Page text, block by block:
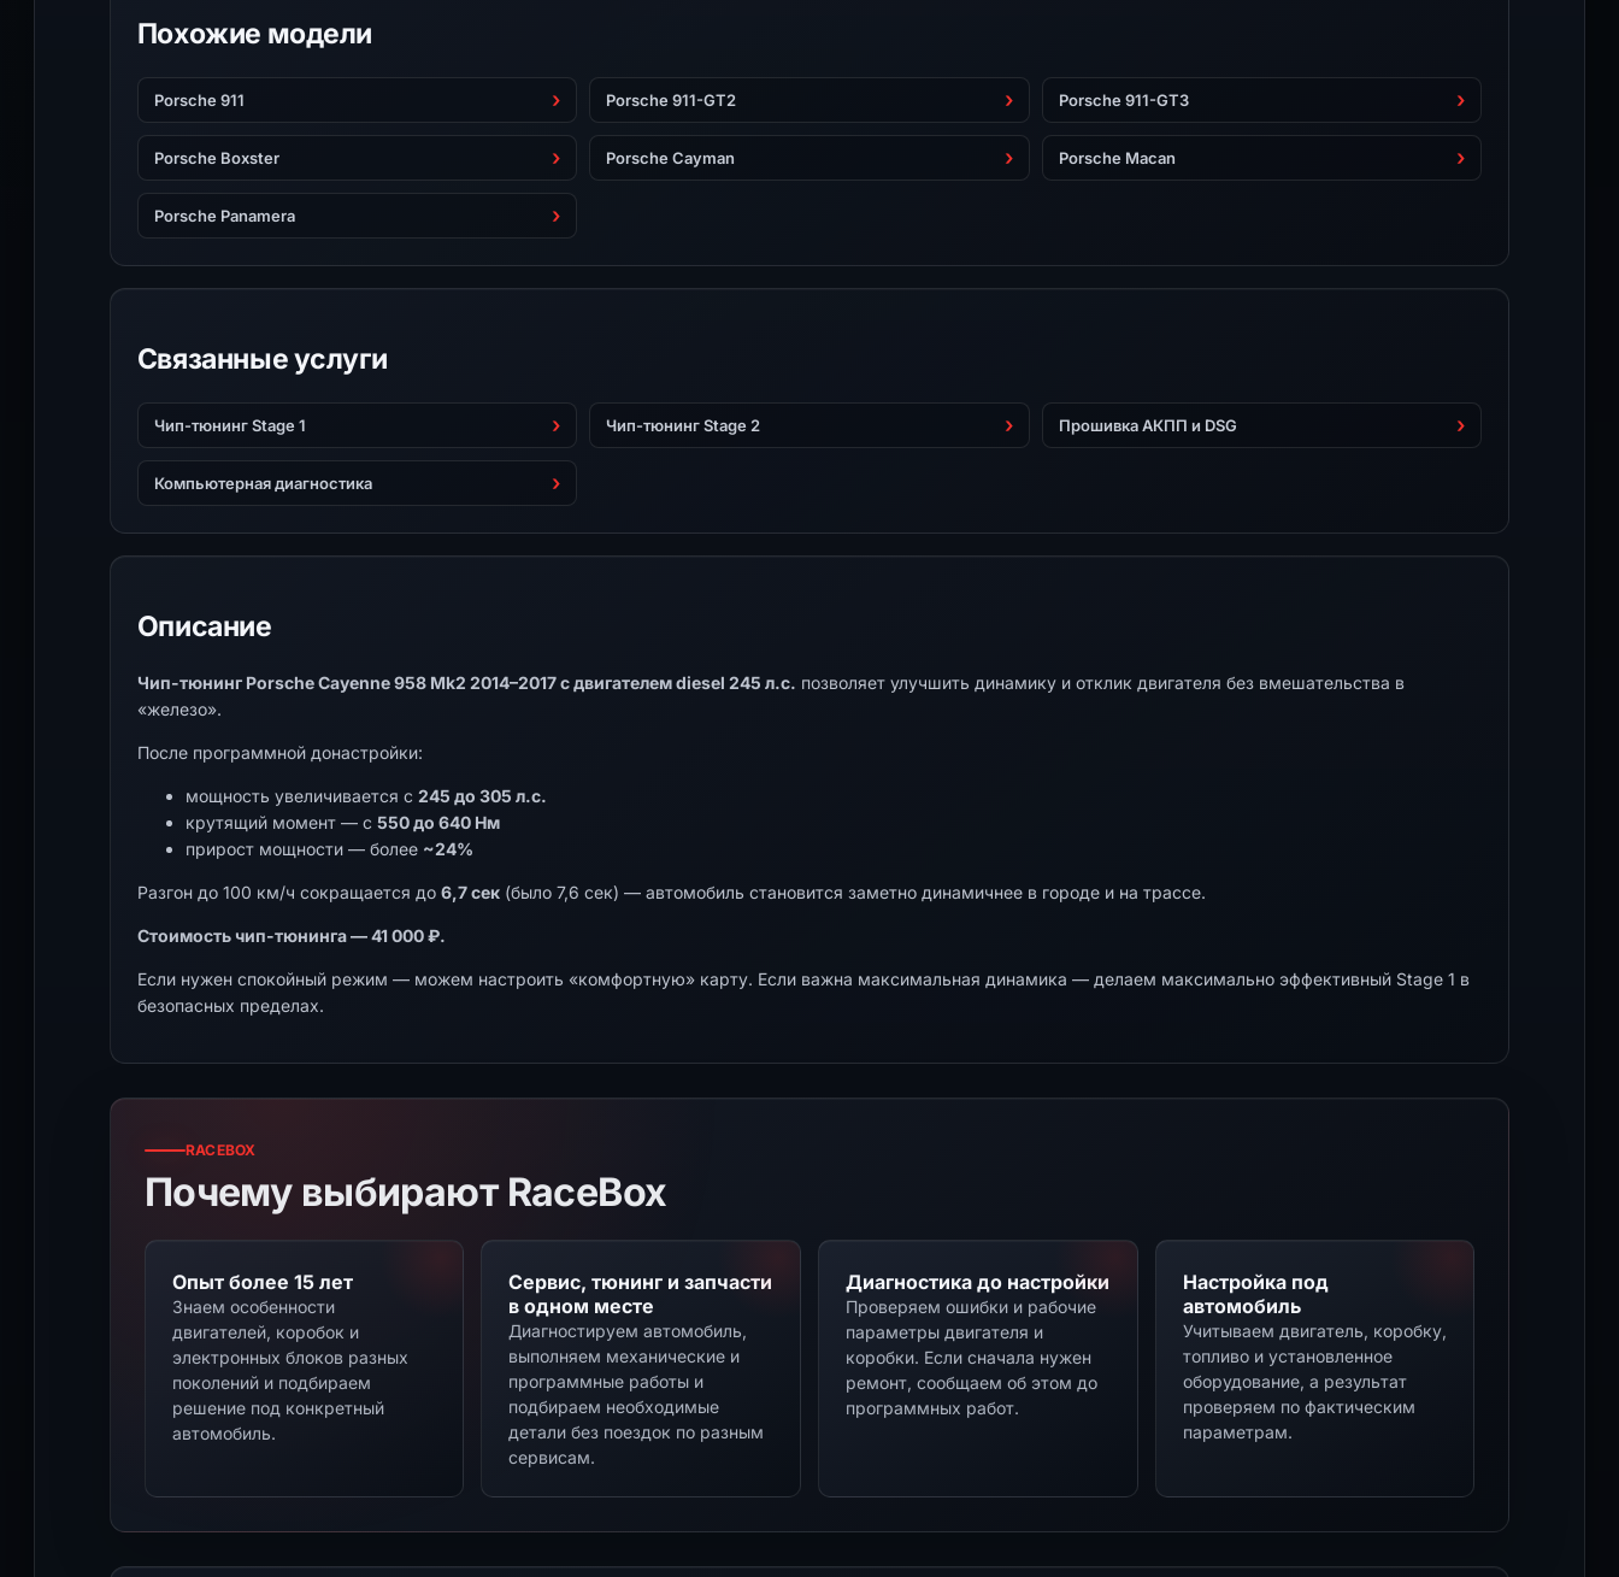
Похожие модели
Porsche 911 Porsche 911-GT2 Porsche 911-GT3
Porsche Boxster Porsche Cayman Porsche Macan
Porsche Panamera
Связанные услуги
Чип-тюнинг Stage 1 Чип-тюнинг Stage 2 Прошивка АКПП и DSG
Компьютерная диагностика
Описание
Чип-тюнинг Porsche Cayenne 958 Mk2 2014–2017 с двигателем diesel 245 л.с. позволяет улучшить динамику и отклик двигателя без вмешательства в
«железо».
После программной донастройки:
мощность увеличивается с 245 до 305 л.с.
крутящий момент — с 550 до 640 Нм
прирост мощности — более ~24%
Разгон до 100 км/ч сокращается до 6,7 сек(было 7,6 сек) — автомобиль становится заметно динамичнее в городе и на трассе.
Стоимость чип-тюнинга — 41 000 ₽.
Если нужен спокойный режим — можем настроить «комфортную» карту. Если важна максимальная динамика — делаем максимально эффективный Stage 1 в
безопасных пределах.
RACEBOX
Почему выбирают RaceBox
Опыт более 15 лет
Знаем особенности
двигателей, коробок и
электронных блоков разных
поколений и подбираем
решение под конкретный
автомобиль.
Сервис, тюнинг и запчасти
в одном месте
Диагностируем автомобиль,
выполняем механические и
программные работы и
подбираем необходимые
детали без поездок по разным
сервисам.
Диагностика до настройки
Проверяем ошибки и рабочие
параметры двигателя и
коробки. Если сначала нужен
ремонт, сообщаем об этом до
программных работ.
Настройка под
автомобиль
Учитываем двигатель, коробку,
топливо и установленное
оборудование, а результат
проверяем по фактическим
параметрам.